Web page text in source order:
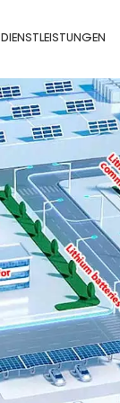
DIENSTLEISTUNGEN